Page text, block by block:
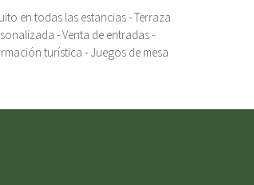
en todas las estancias - Terraza
- Venta de entradas -
turística - Juegos de mesa